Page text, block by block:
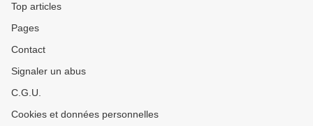
Top articles
Pages
Contact
Signaler un abus
C.G.U.
Cookies et données personnelles